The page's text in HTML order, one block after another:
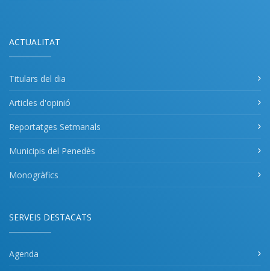
ACTUALITAT
Titulars del dia
Articles d'opinió
Reportatges Setmanals
Municipis del Penedès
Monogràfics
SERVEIS DESTACATS
Agenda